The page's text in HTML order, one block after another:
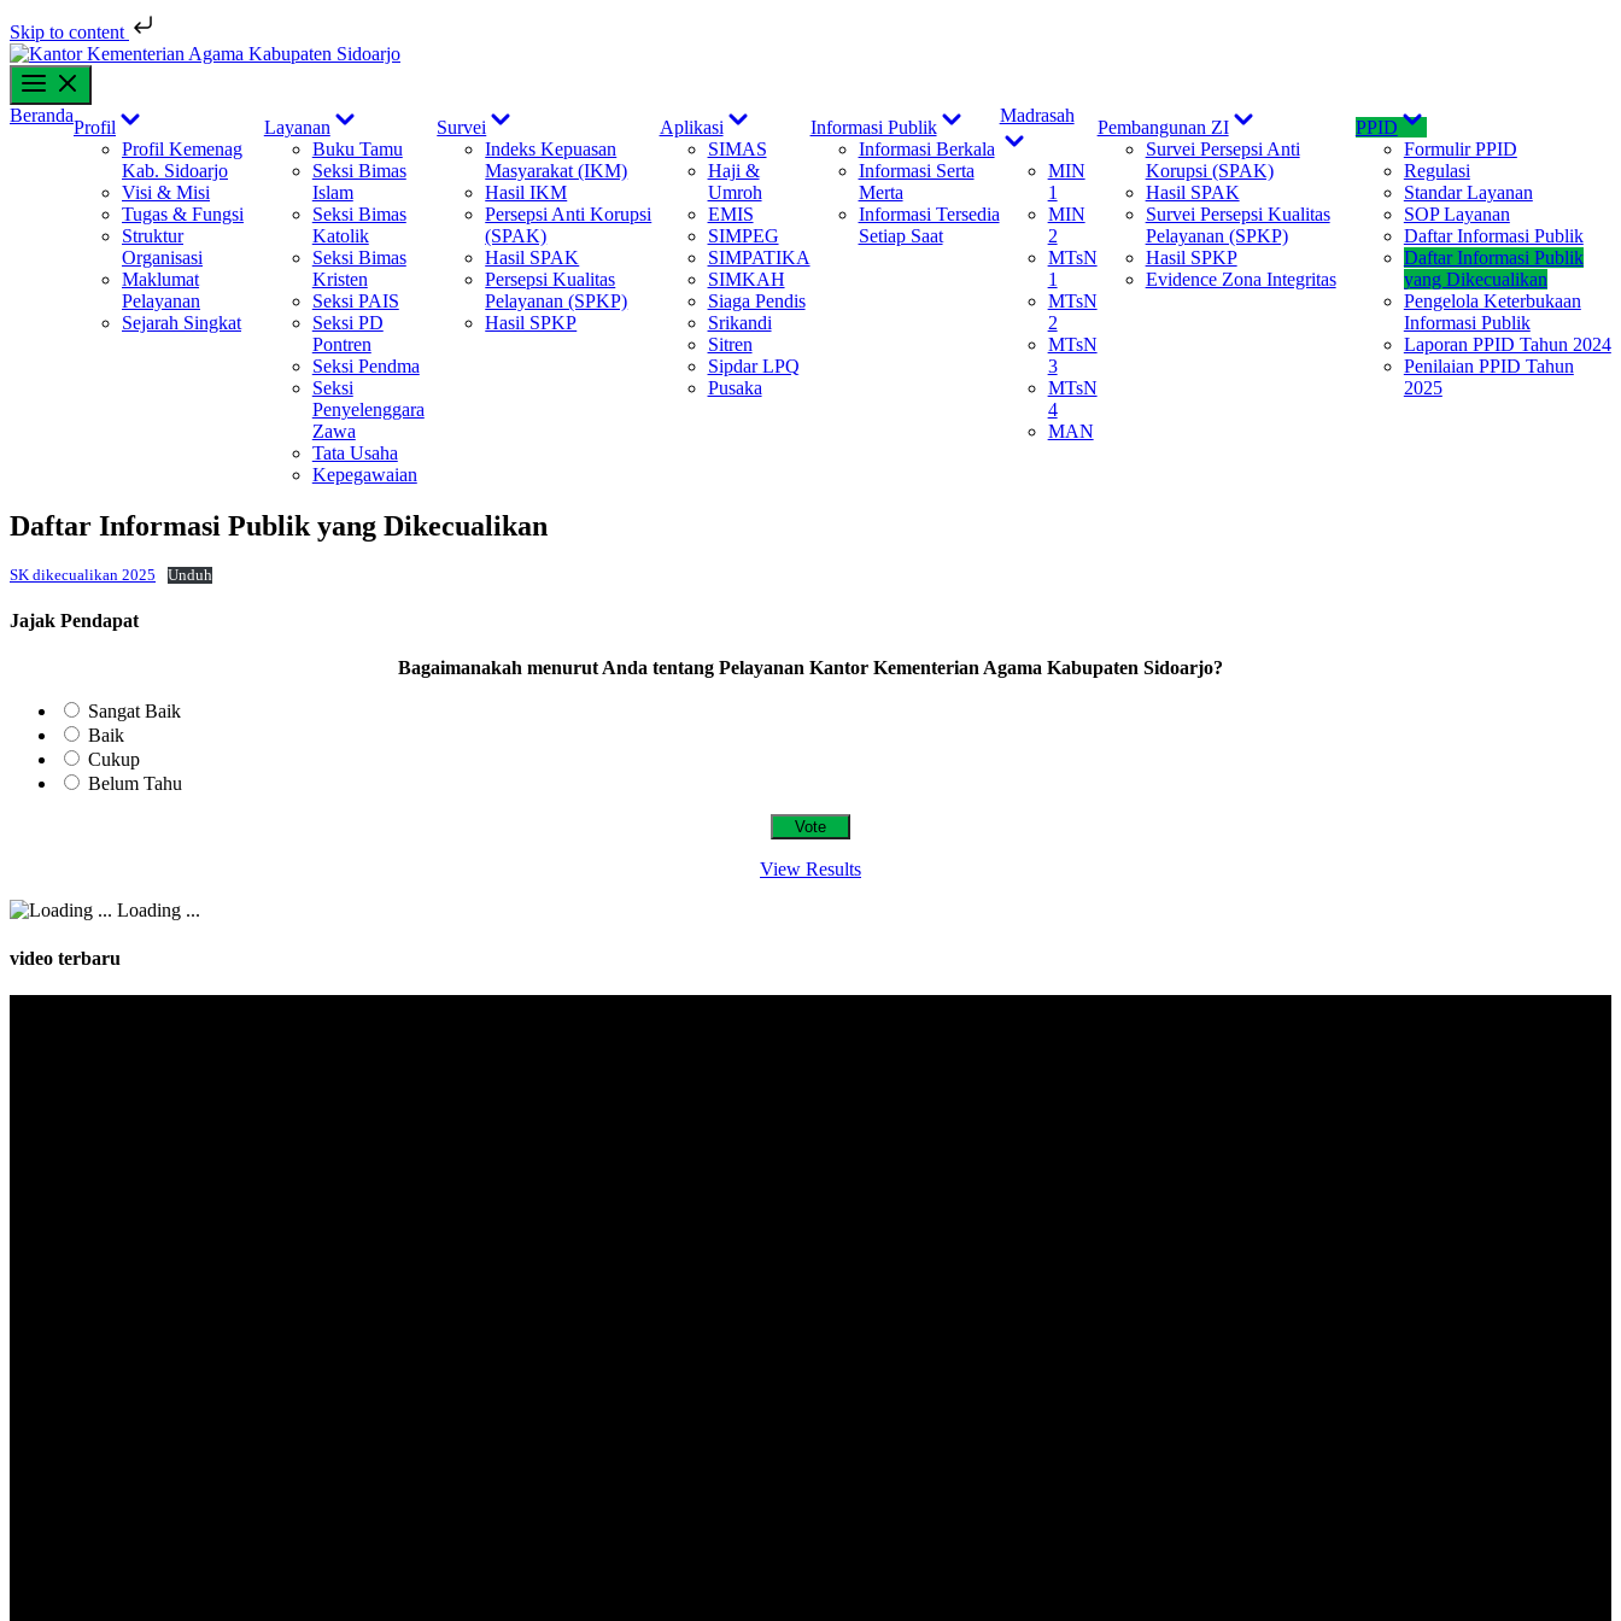
Skip to content
Skip
to
content
Beranda
Profil
menu
Profil Kemenag
Kab. Sidoarjo
Visi & Misi
Tugas & Fungsi
Struktur
Organisasi
Maklumat
Pelayanan
Sejarah Singkat
Layanan
menu
Buku Tamu
Seksi Bimas
Islam
Seksi Bimas
Katolik
Seksi Bimas
Kristen
Seksi PAIS
Seksi PD
Pontren
Seksi Pendma
Seksi
Penyelenggara
Zawa
Tata Usaha
Kepegawaian
Survei
menu
Indeks Kepuasan
Masyarakat (IKM)
Hasil IKM
Persepsi Anti Korupsi
(SPAK)
Hasil SPAK
Persepsi Kualitas
Pelayanan (SPKP)
Hasil SPKP
Aplikasi
menu
SIMAS
Haji &
Umroh
EMIS
SIMPEG
SIMPATIKA
SIMKAH
Siaga Pendis
Srikandi
Sitren
Sipdar LPQ
Pusaka
Informasi Publik
Show
menu
Informasi Berkala
Informasi Serta
Merta
Informasi Tersedia
Setiap Saat
Madrasah
menu
MIN
1
MIN
2
MTsN
1
MTsN
2
MTsN
3
MTsN
4
MAN
Pembangunan ZI
menu
Survei Persepsi Anti
Korupsi (SPAK)
Hasil SPAK
Survei Persepsi Kualitas
Pelayanan (SPKP)
Hasil SPKP
Evidence Zona Integritas
PPID
Show
sub
menu
Formulir PPID
Regulasi
Standar Layanan
SOP Layanan
Daftar Informasi Publik
Daftar Informasi Publik
yang Dikecualikan
Pengelola Keterbukaan
Informasi Publik
Laporan PPID Tahun 2024
Penilaian PPID Tahun
2025
Daftar Informasi Publik yang Dikecualikan
SK dikecualikan 2025 Unduh
Jajak Pendapat
Bagaimanakah menurut Anda tentang Pelayanan Kantor Kementerian Agama Kabupaten Sidoarjo?
Sangat Baik
Baik
Cukup
Belum Tahu
View Results
Loading ...
video terbaru